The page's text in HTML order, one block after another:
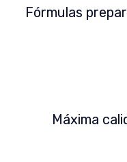
Fórmulas
Máxima